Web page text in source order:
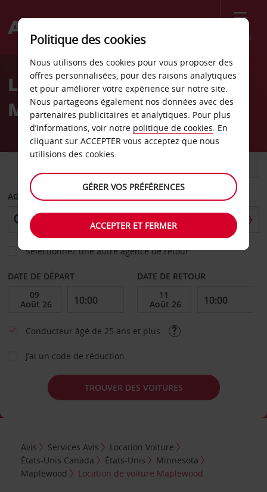
Menu
Welcome
AvisLocation de voiture
Maplewood
AGENCE DE DÉPART
Sélectionnez une autre agence de retour
DATE DE DÉPART DATE DE RETOUR
Conducteur âgé de 25 ans et plus
J’ai un code de réduction
TROUVER DES VOITURES
Avis Services Avis
Location Voiture
États-Unis Canada
États-Unis
Minnesota
Maplewood
Location de voiture Maplewood
Politique des cookies
Nous utilisons des cookies pour vous proposer des
offres personnalisées, pour des raisons analytiques
et pour améliorer votre expérience sur notre site.
Nous partageons également nos données avec des
partenaires publicitaires et analytiques. Pour plus
d’informations, voir notre politique de cookies. En
cliquant sur ACCEPTER vous acceptez que nous
utilisions des cookies.
GÉRER VOS PRÉFÉRENCES
ACCEPTER ET FERMER